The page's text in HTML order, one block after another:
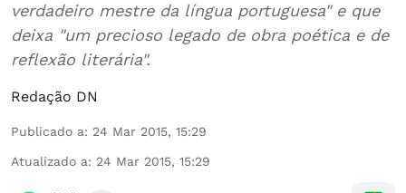
verdadeiro mestre da língua portuguesa" e que
deixa "um precioso legado de obra poética e de
reflexão literária".
Redação DN
Publicado a: 24 Mar 2015, 15:29
Atualizado a: 24 Mar 2015, 15:29